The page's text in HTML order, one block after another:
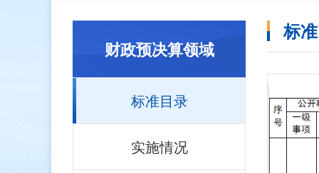
财政预决算领域
标准目录
实施情况
标